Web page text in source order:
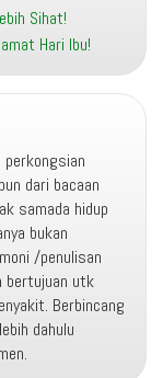
Sihat!
Hari Ibu!
perkongsian
dari bacaan
samada hidup
bukan
/penulisan
bertujuan utk
Berbincang
dahulu